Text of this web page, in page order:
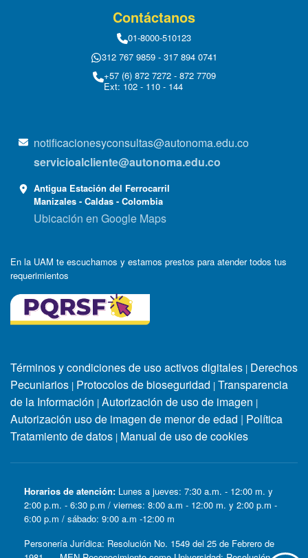
Contáctanos
01-8000-510123
312 767 9859 - 317 894 0741
+57 (6) 872 7272 - 872 7709
Ext: 102 - 110 - 144
notificacionesyconsultas@autonoma.edu.co
servicioalcliente@autonoma.edu.co
Antigua Estación del Ferrocarril
Manizales - Caldas - Colombia
Ubicación en Google Maps
En la UAM te escuchamos y estamos prestos para atender todos tus
requerimientos
Términos y condiciones de uso activos digitales | Derechos
Pecuniarios | Protocolos de bioseguridad | Transparencia
de la Información | Autorización de uso de imagen |
Autorización uso de imagen de menor de edad | Política
Tratamiento de datos | Manual de uso de cookies
Horarios de atención: Lunes a jueves: 7:30 a.m. - 12:00 m. y
2:00 p.m. - 6:30 p.m / viernes: 8:00 a.m - 12:00 m. y 2:00 p.m -
6:00 p.m / sábado: 9:00 a.m -12:00 m
Personería Jurídica: Resolución No. 1549 del 25 de Febrero de